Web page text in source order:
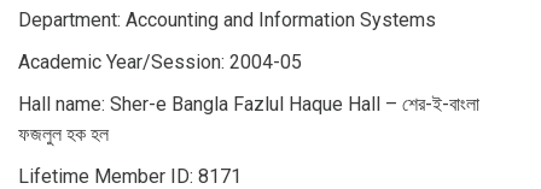
Department: Accounting and Information Systems
Academic Year/Session: 2004-05
Hall name: Sher-e Bangla Fazlul Haque Hall – শের-ই-বাংলা
ফজলুল হক হল
Lifetime Member ID: 8171